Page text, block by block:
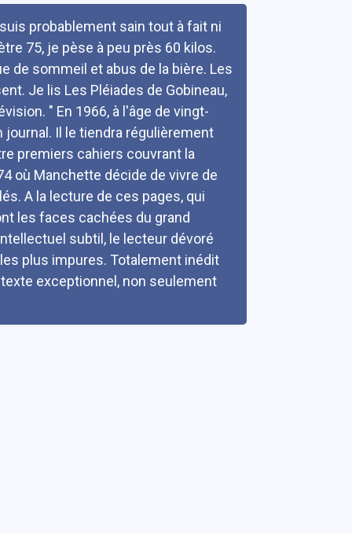
probablement sain tout à fait ni
75, je pèse à peu près 60 kilos.
de sommeil et abus de la bière. Les
Je lis Les Pléiades de Gobineau,
" En 1966, à l'âge de vingt-
Il le tiendra régulièrement
premiers cahiers couvrant la
où Manchette décide de vivre de
A la lecture de ces pages, qui
les faces cachées du grand
subtil, le lecteur dévoré
plus impures. Totalement inédit
exceptionnel, non seulement